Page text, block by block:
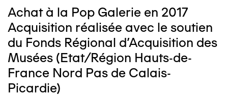
Achat à la Pop Galerie en 2017
Acquisition réalisée avec le soutien
du Fonds Régional d’Acquisition des
Musées (Etat/Région Hauts-de-
France Nord Pas de Calais-
Picardie)